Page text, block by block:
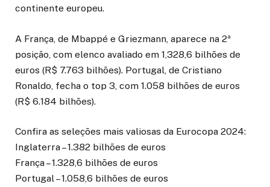
continente europeu.
A França, de Mbappé e Griezmann, aparece na 2ª
posição, com elenco avaliado em 1,328,6 bilhões de
euros (R$ 7.763 bilhões). Portugal, de Cristiano
Ronaldo, fecha o top 3, com 1.058 bilhões de euros
(R$ 6.184 bilhões).
Confira as seleções mais valiosas da Eurocopa 2024:
Inglaterra – 1.382 bilhões de euros
França – 1.328,6 bilhões de euros
Portugal – 1.058,6 bilhões de euros